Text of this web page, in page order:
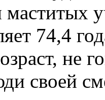
маститых
74,4
не
своей